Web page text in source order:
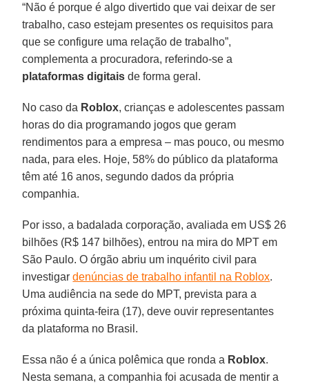
“Não é porque é algo divertido que vai deixar de ser
trabalho, caso estejam presentes os requisitos para
que se configure uma relação de trabalho”,
complementa a procuradora, referindo-se a
plataformas digitais de forma geral.
No caso da Roblox, crianças e adolescentes passam
horas do dia programando jogos que geram
rendimentos para a empresa – mas pouco, ou mesmo
nada, para eles. Hoje, 58% do público da plataforma
têm até 16 anos, segundo dados da própria
companhia.
Por isso, a badalada corporação, avaliada em US$ 26
bilhões (R$ 147 bilhões), entrou na mira do MPT em
São Paulo. O órgão abriu um inquérito civil para
investigar denúncias de trabalho infantil na Roblox.
Uma audiência na sede do MPT, prevista para a
próxima quinta-feira (17), deve ouvir representantes
da plataforma no Brasil.
Essa não é a única polêmica que ronda a Roblox.
Nesta semana, a companhia foi acusada de mentir a